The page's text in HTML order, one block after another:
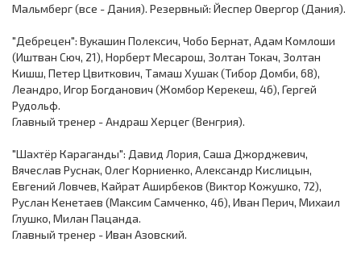
Мальмберг (все - Дания). Резервный: Йеспер Овергор (Дания).
"Дебрецен": Вукашин Полексич, Чобо Бернат, Адам Комлоши
(Иштван Сюч, 21), Норберт Месарош, Золтан Токач, Золтан
Кишш, Петер Цвиткович, Тамаш Хушак (Тибор Домби, 68),
Леандро, Игор Богданович (Жомбор Керекеш, 46), Гергей
Рудольф.
Главный тренер - Андраш Херцег (Венгрия).
"Шахтёр Караганды": Давид Лория, Саша Джорджевич,
Вячеслав Руснак, Олег Корниенко, Александр Кислицын,
Евгений Ловчев, Кайрат Аширбеков (Виктор Кожушко, 72),
Руслан Кенетаев (Максим Самченко, 46), Иван Перич, Михаил
Глушко, Милан Пацанда.
Главный тренер - Иван Азовский.